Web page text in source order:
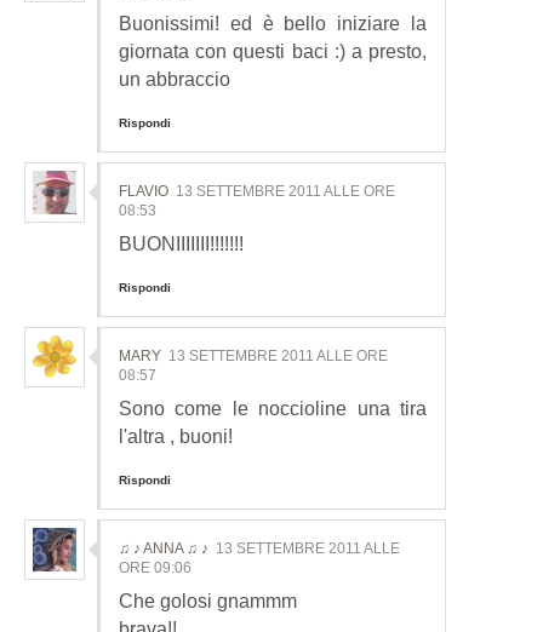
Buonissimi! ed è bello iniziare la
giornata con questi baci :) a presto,
un abbraccio
Rispondi
FLAVIO 13 SETTEMBRE 2011 ALLE ORE
08:53
BUONIIIIIII!!!!!!!
Rispondi
MARY 13 SETTEMBRE 2011 ALLE ORE
08:57
Sono come le noccioline una tira
l'altra , buoni!
Rispondi
♫ ♪ ANNA ♫ ♪ 13 SETTEMBRE 2011 ALLE
ORE 09:06
Che golosi gnammm